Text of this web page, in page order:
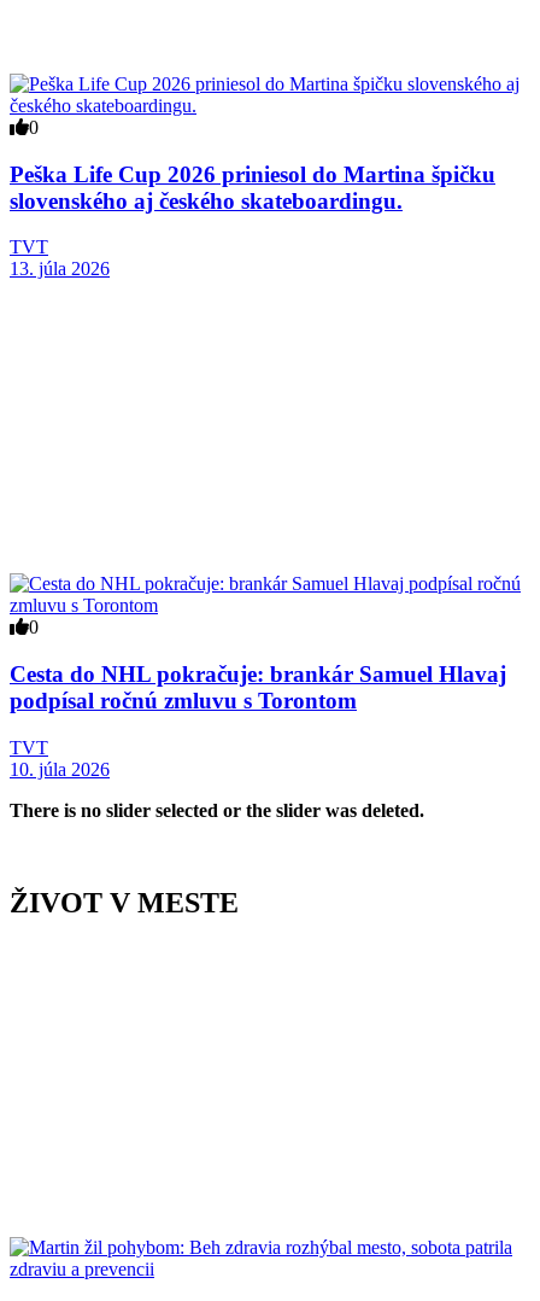
0
Peška Life Cup 2026 priniesol do Martina špičku
slovenského aj českého skateboardingu.
TVT
13. júla 2026
0
Cesta do NHL pokračuje: brankár Samuel Hlavaj
podpísal ročnú zmluvu s Torontom
TVT
10. júla 2026
There is no slider selected or the slider was deleted.
ŽIVOT V MESTE